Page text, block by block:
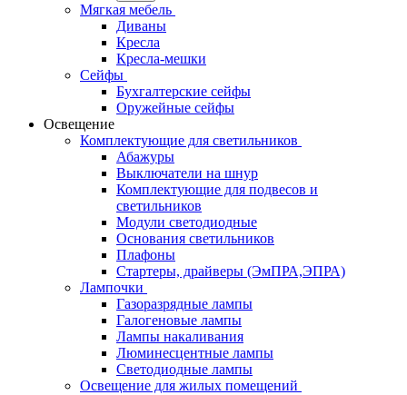
Мягкая мебель
Диваны
Кресла
Кресла-мешки
Сейфы
Бухгалтерские сейфы
Оружейные сейфы
Освещение
Комплектующие для светильников
Абажуры
Выключатели на шнур
Комплектующие для подвесов и
светильников
Модули светодиодные
Основания светильников
Плафоны
Стартеры, драйверы (ЭмПРА,ЭПРА)
Лампочки
Газоразрядные лампы
Галогеновые лампы
Лампы накаливания
Люминесцентные лампы
Светодиодные лампы
Освещение для жилых помещений